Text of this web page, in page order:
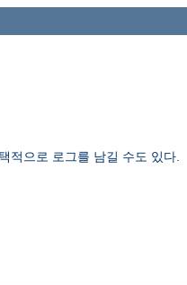
적으로 로그를 남길 수도 있다.